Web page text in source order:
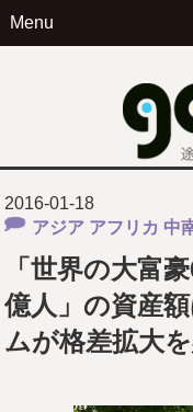
Menu
2016-01-18
アジア アフリカ 中
「世界の大富
億人」の資産
ムが格差拡大